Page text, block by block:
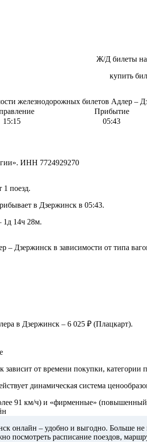
Ж/Д билеты на
купить
железнодорожных билетов Адлер –
Прибытие
15:15 05:43
ИНН 7724929270
поезд.
в Дзержинск в 05:43.
1д 14ч 28м.
Дзержинск в зависимости от типа
в Дзержинск – 6 025 ₽ (Плацкарт).
от времени покупки, категории
динамическая система
91 км/ч) и «фирменные» (повышенный
онлайн – удобно и выгодно. Больше не
посмотреть расписание поездов,